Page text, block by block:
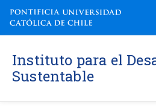
Instituto para el
Sustentable